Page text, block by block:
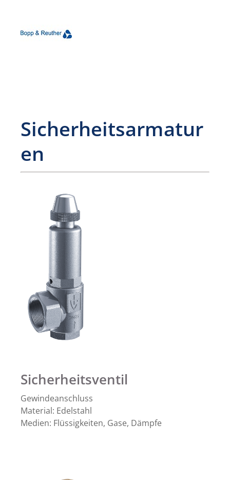
Sicherheitsarmatur
en
Sicherheitsventil
Gewindeanschluss
Material: Edelstahl
Medien: Flüssigkeiten, Gase, Dämpfe